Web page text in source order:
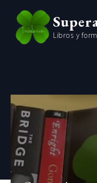
content
Libros y